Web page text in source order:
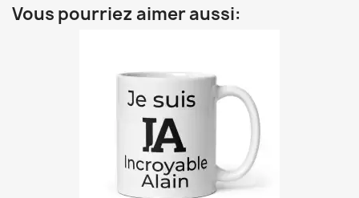
Vous pourriez aimer aussi: